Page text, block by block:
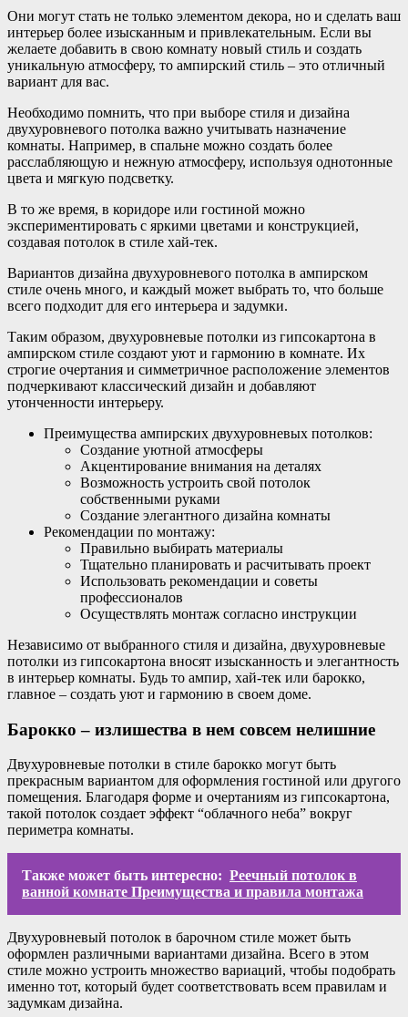
Они могут стать не только элементом декора, но и сделать ваш
интерьер более изысканным и привлекательным. Если вы
желаете добавить в свою комнату новый стиль и создать
уникальную атмосферу, то ампирский стиль – это отличный
вариант для вас.
Необходимо помнить, что при выборе стиля и дизайна
двухуровневого потолка важно учитывать назначение
комнаты. Например, в спальне можно создать более
расслабляющую и нежную атмосферу, используя однотонные
цвета и мягкую подсветку.
В то же время, в коридоре или гостиной можно
экспериментировать с яркими цветами и конструкцией,
создавая потолок в стиле хай-тек.
Вариантов дизайна двухуровневого потолка в ампирском
стиле очень много, и каждый может выбрать то, что больше
всего подходит для его интерьера и задумки.
Таким образом, двухуровневые потолки из гипсокартона в
ампирском стиле создают уют и гармонию в комнате. Их
строгие очертания и симметричное расположение элементов
подчеркивают классический дизайн и добавляют
утонченности интерьеру.
Преимущества ампирских двухуровневых потолков:
Создание уютной атмосферы
Акцентирование внимания на деталях
Возможность устроить свой потолок
собственными руками
Создание элегантного дизайна комнаты
Рекомендации по монтажу:
Правильно выбирать материалы
Тщательно планировать и расчитывать проект
Использовать рекомендации и советы
профессионалов
Осуществлять монтаж согласно инструкции
Независимо от выбранного стиля и дизайна, двухуровневые
потолки из гипсокартона вносят изысканность и элегантность
в интерьер комнаты. Будь то ампир, хай-тек или барокко,
главное – создать уют и гармонию в своем доме.
Барокко – излишества в нем совсем нелишние
Двухуровневые потолки в стиле барокко могут быть
прекрасным вариантом для оформления гостиной или другого
помещения. Благодаря форме и очертаниям из гипсокартона,
такой потолок создает эффект “облачного неба” вокруг
периметра комнаты.
Также может быть интересно: Реечный потолок в
ванной комнате Преимущества и правила монтажа
Двухуровневый потолок в барочном стиле может быть
оформлен различными вариантами дизайна. Всего в этом
стиле можно устроить множество вариаций, чтобы подобрать
именно тот, который будет соответствовать всем правилам и
задумкам дизайна.